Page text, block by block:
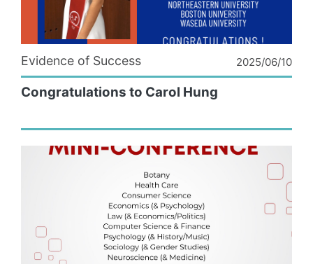
Evidence of Success 2025/06/10
Congratulations to Carol Hung